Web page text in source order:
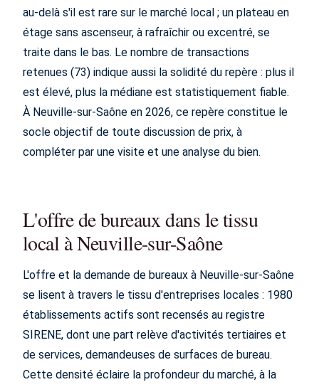
au-delà s'il est rare sur le marché local ; un plateau en
étage sans ascenseur, à rafraîchir ou excentré, se
traite dans le bas. Le nombre de transactions
retenues (73) indique aussi la solidité du repère : plus il
est élevé, plus la médiane est statistiquement fiable.
À Neuville-sur-Saône en 2026, ce repère constitue le
socle objectif de toute discussion de prix, à
compléter par une visite et une analyse du bien.
L'offre de bureaux dans le tissu
local à Neuville-sur-Saône
L'offre et la demande de bureaux à Neuville-sur-Saône
se lisent à travers le tissu d'entreprises locales : 1980
établissements actifs sont recensés au registre
SIRENE, dont une part relève d'activités tertiaires et
de services, demandeuses de surfaces de bureau.
Cette densité éclaire la profondeur du marché, à la